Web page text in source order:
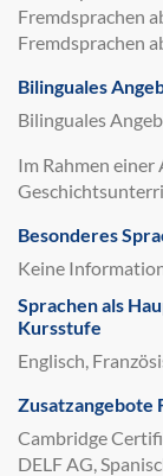
Fremdsprachen
Fremdsprachen
Bilinguales
Bilinguales
Im Rahmen
Besonderes
Keine
Sprachen als
Kursstufe
Englisch,
Zusatzangebote
Cambridge
DELF AG,